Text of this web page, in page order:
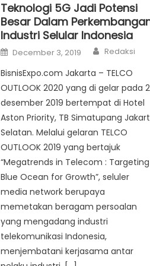
Teknologi 5G Jadi Potensi
Besar Dalam
Industri Selular Indonesia
Posted
on
December 3, 2019 Author
Redaksi
BisnisExpo.com Jakarta – TELCO
OUTLOOK 2020 yang di gelar pada 2
desember 2019 bertempat di Hotel
Aston Priority, TB Simatupang
Selatan. Melalui gelaran TELCO
OUTLOOK 2019 yang bertajuk
“Megatrends in Telecom : Targeting
Blue Ocean for Growth”, seluler
media network berupaya
memetakan beragam persoalan
yang mengadang industri
telekomunikasi Indonesia,
menjembatani kerjasama antar